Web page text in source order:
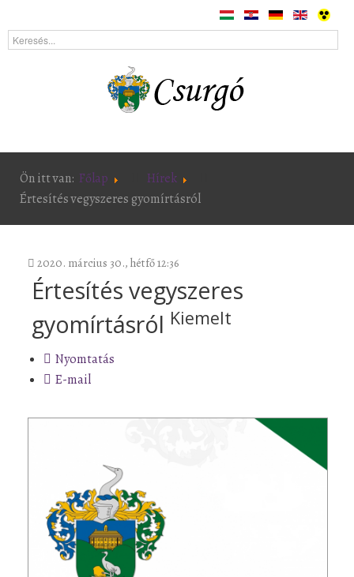
Ön itt van: Főlap
Hírek
Értesítés vegyszeres gyomírtásról
2020. március 30., hétfő 12:36
Értesítés vegyszeres
gyomírtásról Kiemelt
Nyomtatás
E-mail